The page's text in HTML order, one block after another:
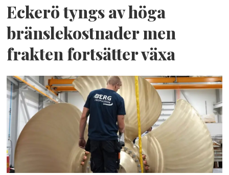
Eckerö tyngs av höga
bränslekostnader men
frakten fortsätter växa